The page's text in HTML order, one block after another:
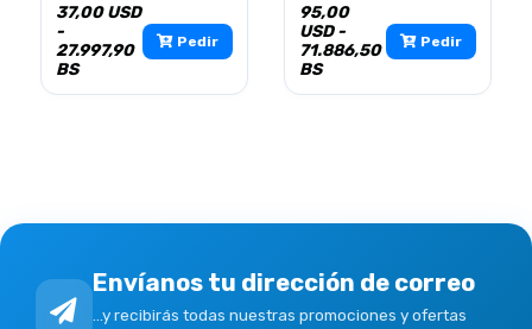
37,00 USD
-
27.997,90
BS
Pedir
95,00
USD -
71.886,50
BS
Pedir
Envíanos tu dirección de correo
...y recibirás todas nuestras promociones y ofertas